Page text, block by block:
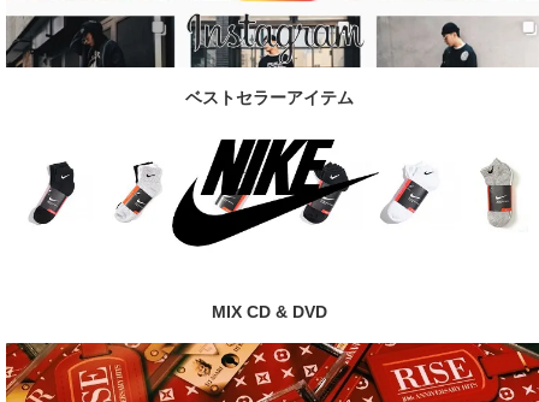
ベストセラーアイテム
MIX CD & DVD